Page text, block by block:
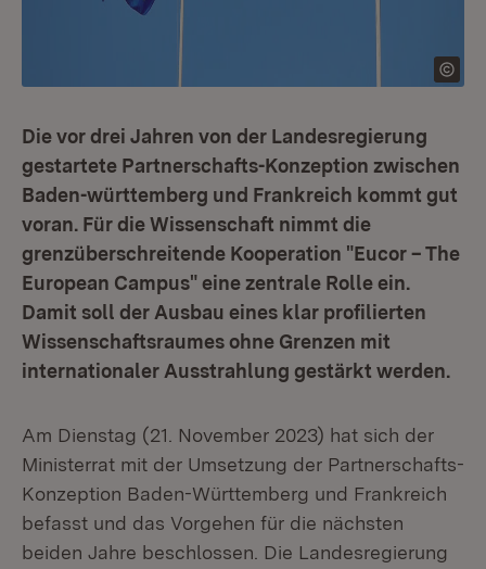
Die vor drei Jahren von der Landesregierung
gestartete Partnerschafts-Konzeption zwischen
Baden-württemberg und Frankreich kommt gut
voran. Für die Wissenschaft nimmt die
grenzüberschreitende Kooperation "Eucor – The
European Campus" eine zentrale Rolle ein.
Damit soll der Ausbau eines klar profilierten
Wissenschaftsraumes ohne Grenzen mit
internationaler Ausstrahlung gestärkt werden.
Am Dienstag (21. November 2023) hat sich der
Ministerrat mit der Umsetzung der Partnerschafts-
Konzeption Baden-Württemberg und Frankreich
befasst und das Vorgehen für die nächsten
beiden Jahre beschlossen. Die Landesregierung